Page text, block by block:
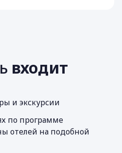
входит
и экскурсии
по программе
отелей на подобной